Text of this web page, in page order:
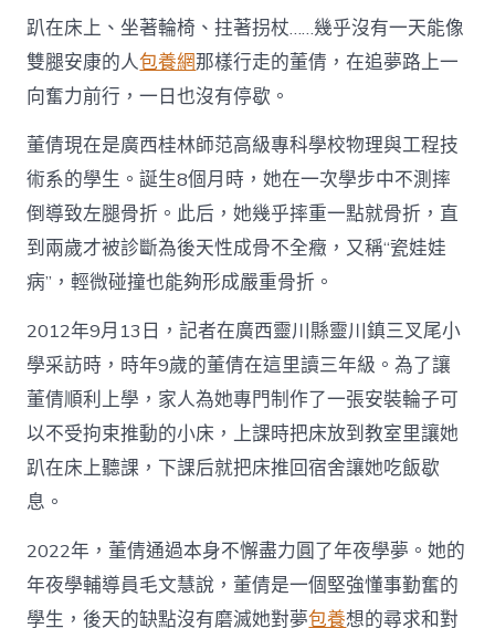
趴在床上、坐著輪椅、拄著拐杖……幾乎沒有一天能像
雙腿安康的人包養網那樣行走的董倩，在追夢路上一
向奮力前行，一日也沒有停歇。
董倩現在是廣西桂林師范高級專科學校物理與工程技
術系的學生。誕生8個月時，她在一次學步中不測摔
倒導致左腿骨折。此后，她幾乎摔重一點就骨折，直
到兩歲才被診斷為後天性成骨不全癥，又稱“瓷娃娃
病”，輕微碰撞也能夠形成嚴重骨折。
2012年9月13日，記者在廣西靈川縣靈川鎮三叉尾小
學采訪時，時年9歲的董倩在這里讀三年級。為了讓
董倩順利上學，家人為她專門制作了一張安裝輪子可
以不受拘束推動的小床，上課時把床放到教室里讓她
趴在床上聽課，下課后就把床推回宿舍讓她吃飯歇
息。
2022年，董倩通過本身不懈盡力圓了年夜學夢。她的
年夜學輔導員毛文慧說，董倩是一個堅強懂事勤奮的
學生，後天的缺點沒有磨滅她對夢包養想的尋求和對